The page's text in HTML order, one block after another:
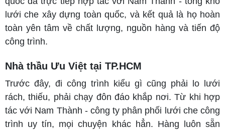
lưới che xây dựng toàn quốc, và kết quả là họ hoàn
toàn yên tâm về chất lượng, nguồn hàng và tiến độ
công trình.
Nhà thầu Ưu Việt tại TP.HCM
Trước đây, đi công trình kiểu gì cũng phải lo lưới
rách, thiếu, phải chạy đôn đáo khắp nơi. Từ khi hợp
tác với Nam Thành - công ty phân phối lưới che công
trình uy tín, mọi chuyện khác hẳn. Hàng luôn sẵn